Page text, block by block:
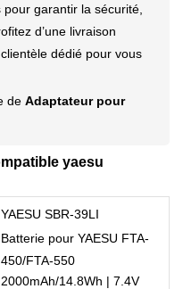
garantir la sécurité,
d’une livraison
dédié pour vous
de Adaptateur pour
yaesu
YAESU SBR-39LI
Batterie pour YAESU FTA-
450/FTA-550
2000mAh/14.8Wh | 7.4V